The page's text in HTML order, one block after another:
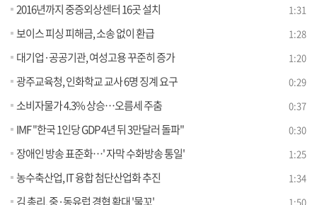
2016년까지 중증외상센터 16곳 설치 1:31
보이스 피싱 피해금, 소송 없이 환급 1:28
대기업·공공기관, 여성고용 꾸준히 증가 1:20
광주교육청, 인화학교 교사 6명 징계 요구 0:29
소비자물가 4.3% 상승…오름세 주춤 0:37
IMF "한국 1인당 GDP 4년 뒤 3만달러 돌파" 0:30
장애인 방송 표준화…' 자막 수화방송 통일' 1:25
농수축산업, IT 융합 첨단산업화 추진 1:34
김 총리, 중·동유럽 경협 확대 '물꼬' 1:50